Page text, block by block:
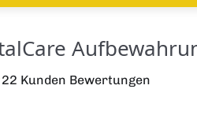
22 Kunden Bewertungen